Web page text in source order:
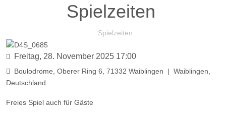
Spielzeiten
Spielzeiten
Freitag, 28. November 2025 17:00
Boulodrome, Oberer Ring 6, 71332 Waiblingen | Waiblingen,
Deutschland
Freies Spiel auch für Gäste